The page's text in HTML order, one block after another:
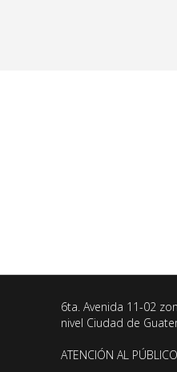
6ta. Avenida 11-02
nivel Ciudad de
ATENCIÓN AL